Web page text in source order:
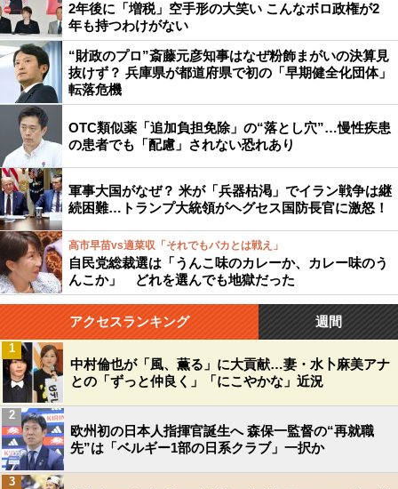
2年後に「増税」空手形の大笑い こんなボロ政権が2
年も持つわけがない
“財政のプロ”斎藤元彦知事はなぜ粉飾まがいの決算見
抜けず？ 兵庫県が都道府県で初の「早期健全化団体」
転落危機
OTC類似薬「追加負担免除」の“落とし穴”…慢性疾患
の患者でも「配慮」されない恐れあり
軍事大国がなぜ？ 米が「兵器枯渇」でイラン戦争は継
続困難…トランプ大統領がヘグセス国防長官に激怒！
高市早苗vs適菜収「それでもバカとは戦え」
自民党総裁選は「うんこ味のカレーか、カレー味のう
んこか」 どれを選んでも地獄だった
アクセスランキング 週間
中村倫也が「風、薫る」に大貢献…妻・水卜麻美アナ
との「ずっと仲良く」「にこやかな」近況
1
欧州初の日本人指揮官誕生へ 森保一監督の“再就職
先”は「ベルギー1部の日系クラブ」一択か
2
3